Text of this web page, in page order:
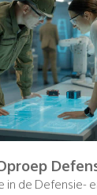
in de Defensie-